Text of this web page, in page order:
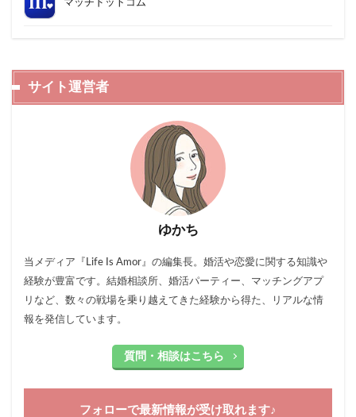
マッチドットコム
サイト運営者
ゆかち
当メディア『Life Is Amor』の編集長。婚活や恋愛に関する知識や
経験が豊富です。結婚相談所、婚活パーティー、マッチングアプ
リなど、数々の戦場を乗り越えてきた経験から得た、リアルな情
報を発信しています。
質問・相談はこちら
フォローで最新情報が受け取れます♪